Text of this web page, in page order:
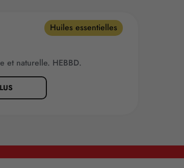
Huiles essentielles
et naturelle. HEBBD.